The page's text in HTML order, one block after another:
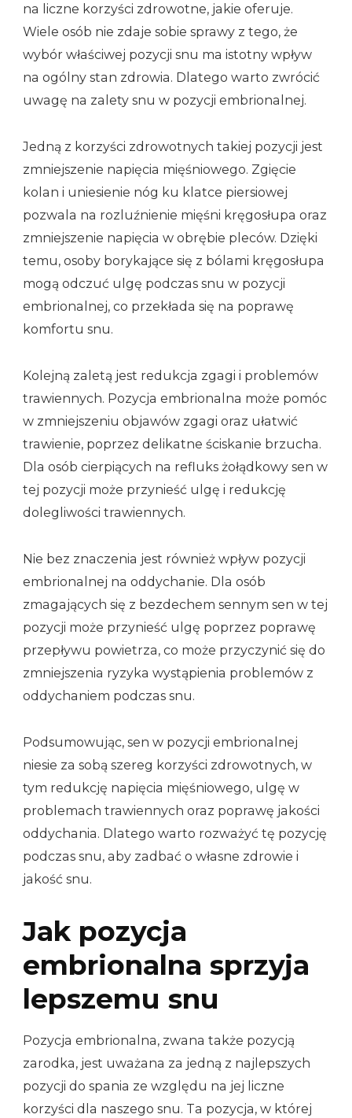
na liczne korzyści zdrowotne, jakie oferuje.
Wiele osób nie zdaje sobie sprawy z tego, że
wybór właściwej pozycji snu ma istotny wpływ
na ogólny stan zdrowia. Dlatego warto zwrócić
uwagę na zalety snu w pozycji embrionalnej.
Jedną z korzyści zdrowotnych takiej pozycji jest
zmniejszenie napięcia mięśniowego. Zgięcie
kolan i uniesienie nóg ku klatce piersiowej
pozwala na rozluźnienie mięśni kręgosłupa oraz
zmniejszenie napięcia w obrębie pleców. Dzięki
temu, osoby borykające się z bólami kręgosłupa
mogą odczuć ulgę podczas snu w pozycji
embrionalnej, co przekłada się na poprawę
komfortu snu.
Kolejną zaletą jest redukcja zgagi i problemów
trawiennych. Pozycja embrionalna może pomóc
w zmniejszeniu objawów zgagi oraz ułatwić
trawienie, poprzez delikatne ściskanie brzucha.
Dla osób cierpiących na refluks żołądkowy sen w
tej pozycji może przynieść ulgę i redukcję
dolegliwości trawiennych.
Nie bez znaczenia jest również wpływ pozycji
embrionalnej na oddychanie. Dla osób
zmagających się z bezdechem sennym sen w tej
pozycji może przynieść ulgę poprzez poprawę
przepływu powietrza, co może przyczynić się do
zmniejszenia ryzyka wystąpienia problemów z
oddychaniem podczas snu.
Podsumowując, sen w pozycji embrionalnej
niesie za sobą szereg korzyści zdrowotnych, w
tym redukcję napięcia mięśniowego, ulgę w
problemach trawiennych oraz poprawę jakości
oddychania. Dlatego warto rozważyć tę pozycję
podczas snu, aby zadbać o własne zdrowie i
jakość snu.
Jak pozycja
embrionalna sprzyja
lepszemu snu
Pozycja embrionalna, zwana także pozycją
zarodka, jest uważana za jedną z najlepszych
pozycji do spania ze względu na jej liczne
korzyści dla naszego snu. Ta pozycja, w której